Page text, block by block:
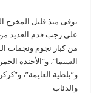
على رجب قدم العديد من
من كبار نجوم ونجمات
السيما”، و”الأجندة
و”بلطية العايمة”،
والذئاب